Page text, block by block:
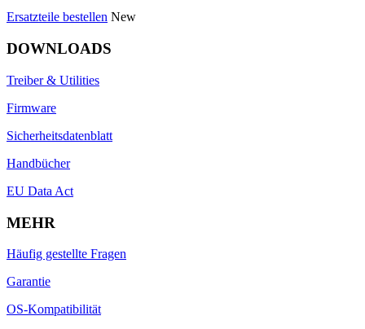
Ersatzteile bestellen New
DOWNLOADS
Treiber & Utilities
Firmware
Sicherheitsdatenblatt
Handbücher
EU Data Act
MEHR
Häufig gestellte Fragen
Garantie
OS-Kompatibilität